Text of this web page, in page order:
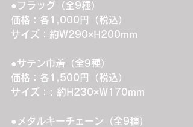
●フラッグ（全9種）
価格：各1,000円（税込）
サイズ：約W290×H200mm
●サテン巾着（全9種）
価格：各1,500円（税込）
サイズ：: 約H230×W170mm
●メタルキーチェーン（全9種）